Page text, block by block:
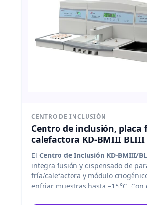
CENTRO DE INCLUSIÓN
Centro de inclusión, placa
calefactora KD-BMIII BLIII
El Centro de Inclusión KD‑BMIII/
integra fusión y dispensado de
fría/calefactora y módulo
enfriar muestras hasta –15 °C. Con